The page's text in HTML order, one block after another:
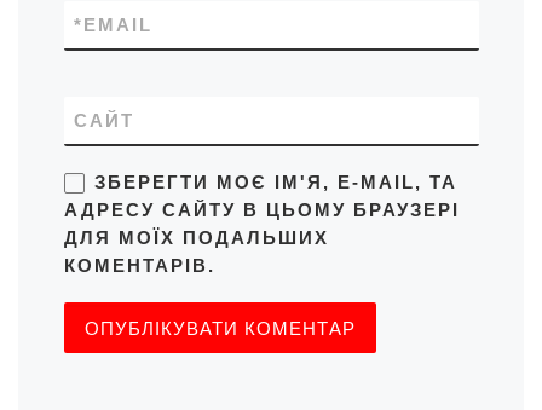
EMAIL
*
САЙТ
ЗБЕРЕГТИ МОЄ ІМ'Я, E-MAIL, ТА
АДРЕСУ САЙТУ В ЦЬОМУ БРАУЗЕРІ
ДЛЯ МОЇХ ПОДАЛЬШИХ
КОМЕНТАРІВ.